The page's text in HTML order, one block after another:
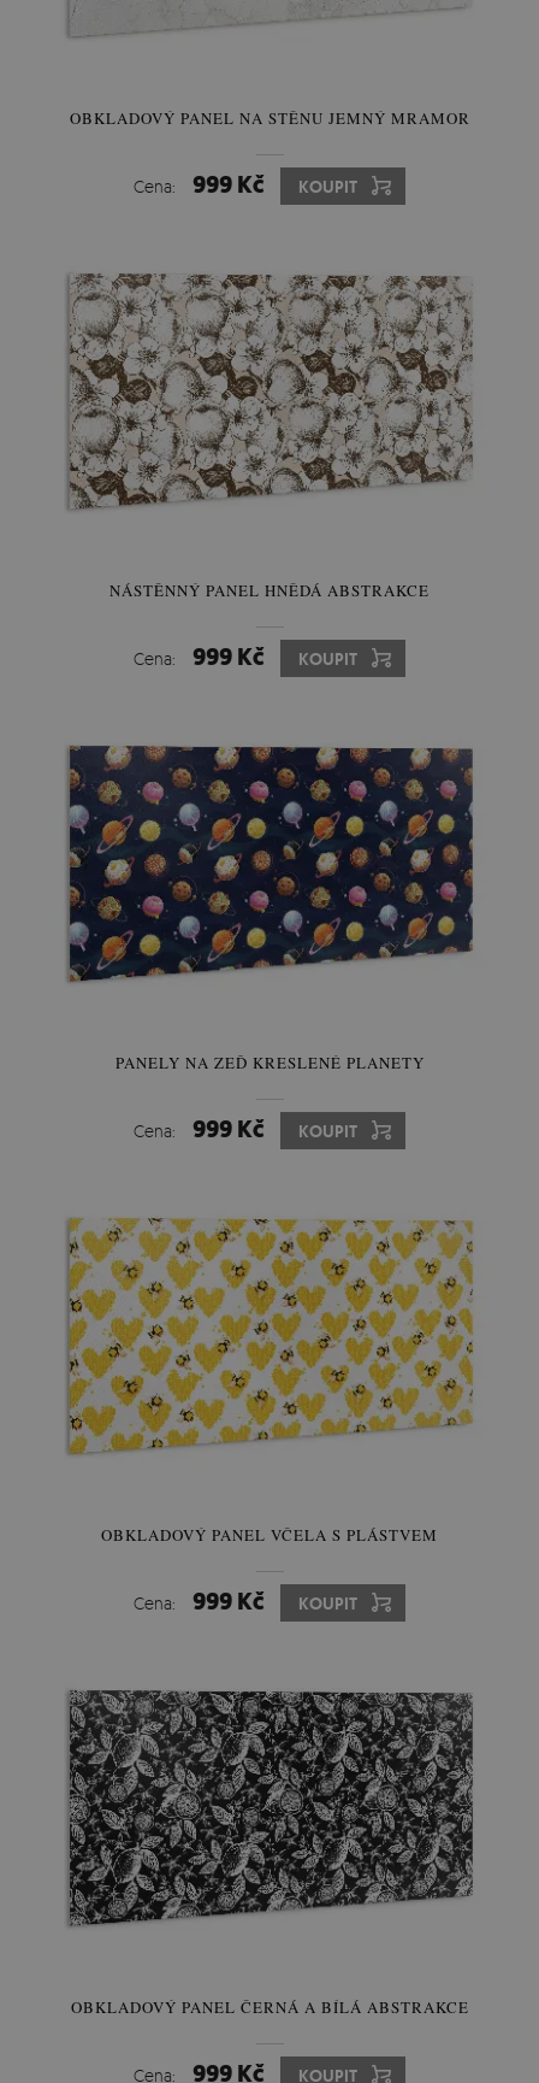
OBKLADOVÝ PANEL NA STĚNU JEMNÝ MRAMOR
Cena: 999 Kč KOUPIT
NÁSTĚNNÝ PANEL HNĚDÁ ABSTRAKCE
Cena: 999 Kč KOUPIT
PANELY NA ZEĎ KRESLENÉ PLANETY
Cena: 999 Kč KOUPIT
OBKLADOVÝ PANEL VČELA S PLÁSTVEM
Cena: 999 Kč KOUPIT
OBKLADOVÝ PANEL ČERNÁ A BÍLÁ ABSTRAKCE
Cena: 999 Kč KOUPIT